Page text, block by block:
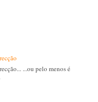
...ou pelo menos é